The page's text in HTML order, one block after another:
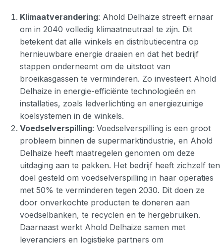
Klimaatverandering: Ahold Delhaize streeft ernaar
om in 2040 volledig klimaatneutraal te zijn. Dit
betekent dat alle winkels en distributiecentra op
hernieuwbare energie draaien en dat het bedrijf
stappen onderneemt om de uitstoot van
broeikasgassen te verminderen. Zo investeert Ahold
Delhaize in energie-efficiënte technologieën en
installaties, zoals ledverlichting en energiezuinige
koelsystemen in de winkels.
Voedselverspilling: Voedselverspilling is een groot
probleem binnen de supermarktindustrie, en Ahold
Delhaize heeft maatregelen genomen om deze
uitdaging aan te pakken. Het bedrijf heeft zichzelf ten
doel gesteld om voedselverspilling in haar operaties
met 50% te verminderen tegen 2030. Dit doen ze
door onverkochte producten te doneren aan
voedselbanken, te recyclen en te hergebruiken.
Daarnaast werkt Ahold Delhaize samen met
leveranciers en logistieke partners om